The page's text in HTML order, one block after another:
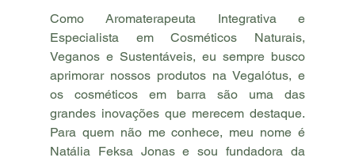
Como Aromaterapeuta Integrativa e
Especialista em Cosméticos Naturais,
Veganos e Sustentáveis, eu sempre busco
aprimorar nossos produtos na Vegalótus, e
os cosméticos em barra são uma das
grandes inovações que merecem destaque.
Para quem não me conhece, meu nome é
Natália Feksa Jonas e sou fundadora da